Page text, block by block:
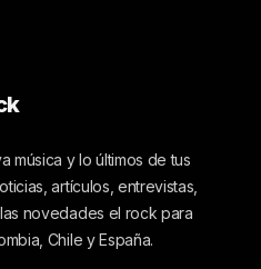
música y lo últimos de tus
artículos, entrevistas,
novedades el rock para
Chile y España.